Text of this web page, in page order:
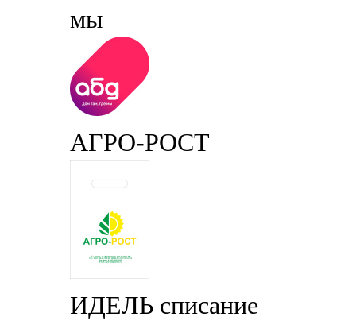
мы
АГРО-РОСТ
ИДЕЛЬ списание